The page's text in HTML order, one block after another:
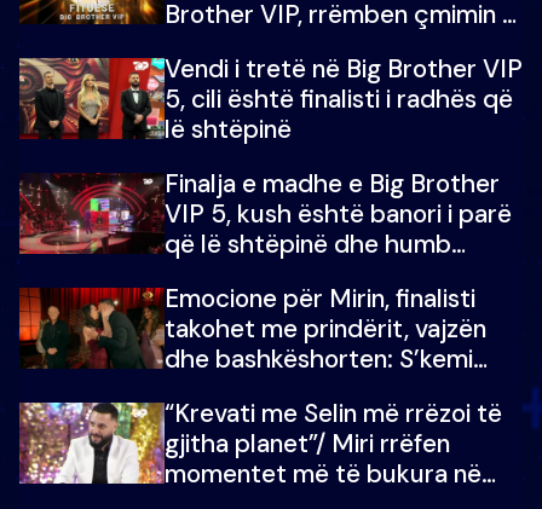
Brother VIP, rrëmben çmimin e
Vendi i tretë në Big Brother VIP
5, cili është finalisti i radhës që
lë shtëpinë
Finalja e madhe e Big Brother
VIP 5, kush është banori i parë
që lë shtëpinë dhe humb
çmimin e madh
Emocione për Mirin, finalisti
takohet me prindërit, vajzën
dhe bashkëshorten: S’kemi
“Krevati me Selin më rrëzoi të
gjitha planet”/ Miri rrëfen
momentet më të bukura në